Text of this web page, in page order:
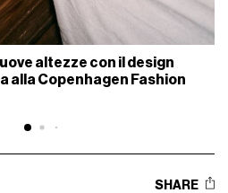
altezze con il design
alla Copenhagen Fashion
SHARE